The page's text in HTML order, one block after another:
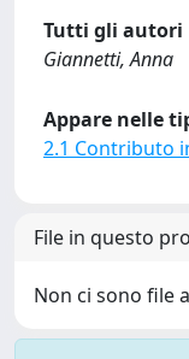
Tutti gli autori
Giannetti, Anna
Appare nelle
2.1 Contributo
File in questo
Non ci sono file